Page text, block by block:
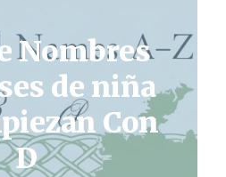
Nombres
de niña
Con
D